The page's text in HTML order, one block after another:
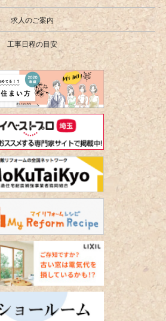
求人のご案内
工事日程の目安